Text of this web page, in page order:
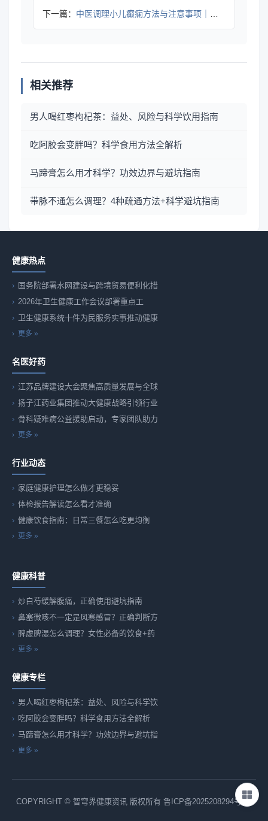
下一篇： 中医调理小儿癫痫方法与注意事项｜科学管理指南
相关推荐
男人喝红枣枸杞茶：益处、风险与科学饮用指南
吃阿胶会变胖吗？科学食用方法全解析
马蹄膏怎么用才科学？功效边界与避坑指南
带脉不通怎么调理？4种疏通方法+科学避坑指南
健康热点
国务院部署水网建设与跨境贸易便利化措
2026年卫生健康工作会议部署重点工
卫生健康系统十件为民服务实事推动健康
更多 »
名医好药
江苏品牌建设大会聚焦高质量发展与全球
扬子江药业集团推动大健康战略引领行业
骨科疑难病公益援助启动，专家团队助力
更多 »
行业动态
家庭健康护理怎么做才更稳妥
体检报告解读怎么看才准确
健康饮食指南：日常三餐怎么吃更均衡
更多 »
健康科普
炒白芍缓解腹痛，正确使用避坑指南
鼻塞微咳不一定是风寒感冒？正确判断方
脾虚脾湿怎么调理？女性必备的饮食+药
更多 »
健康专栏
男人喝红枣枸杞茶：益处、风险与科学饮
吃阿胶会变胖吗？科学食用方法全解析
马蹄膏怎么用才科学？功效边界与避坑指
更多 »
COPYRIGHT © 智穹界健康资讯 版权所有 鲁ICP备2025208294号-82